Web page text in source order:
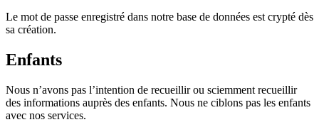
Le mot de passe enregistré dans notre base de données est crypté dès
sa création.
Enfants
Nous n’avons pas l’intention de recueillir ou sciemment recueillir
des informations auprès des enfants. Nous ne ciblons pas les enfants
avec nos services.